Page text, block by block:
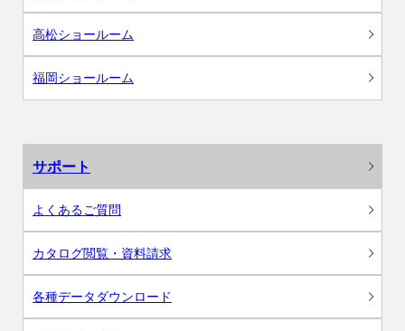
高松ショールーム
福岡ショールーム
サポート
よくあるご質問
カタログ閲覧・資料請求
各種データダウンロード